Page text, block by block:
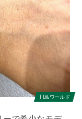
川島ワールド